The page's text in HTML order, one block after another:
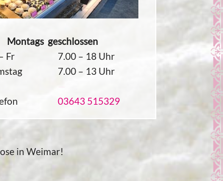
geschlossen
Fr
7.00 – 18 Uhr
7.00 – 13 Uhr
03643 515329
in Weimar!